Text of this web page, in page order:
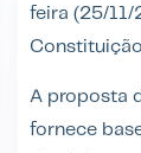
feira (25/11/
A proposta
fornece